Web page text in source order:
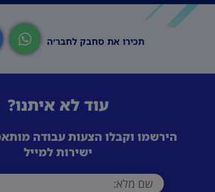
תכירו את סחבק לחבר׳ה
עוד לא איתנו?
הירשמו וקבלו הצעות עבודה
ישירות למייל